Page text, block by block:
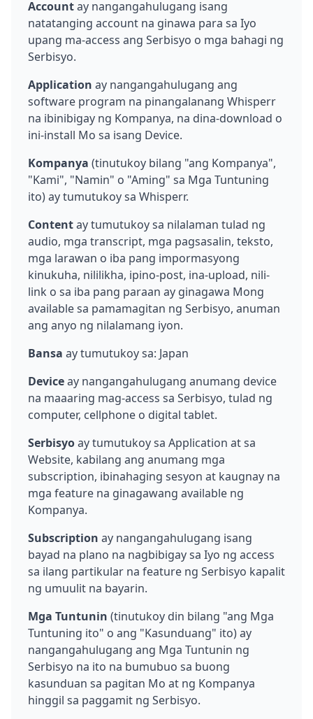
Accountay nangangahulugang isang
natatanging account na ginawa para sa Iyo
upang ma-access ang Serbisyo o mga bahagi ng
Serbisyo.
Application ay nangangahulugang ang
software program na pinangalanang Whisperr
na ibinibigay ng Kompanya, na dina-download o
ini-install Mo sa isang Device.
Kompanya (tinutukoy bilang "ang Kompanya",
"Kami", "Namin" o "Aming" sa Mga Tuntuning
ito) ay tumutukoy sa Whisperr.
Contentay tumutukoy sa nilalaman tulad ng
audio, mga transcript, mga pagsasalin, teksto,
mga larawan o iba pang impormasyong
kinukuha, nililikha, ipino-post, ina-upload, nili-
link o sa iba pang paraan ay ginagawa Mong
available sa pamamagitan ng Serbisyo, anuman
ang anyo ng nilalamang iyon.
Bansa ay tumutukoy sa: Japan
Deviceay nangangahulugang anumang device
na maaaring mag-access sa Serbisyo, tulad ng
computer, cellphone o digital tablet.
Serbisyoay tumutukoy sa Application at sa
Website, kabilang ang anumang mga
subscription, ibinahaging sesyon at kaugnay na
mga feature na ginagawang available ng
Kompanya.
Subscription ay nangangahulugang isang
bayad na plano na nagbibigay sa Iyo ng access
sa ilang partikular na feature ng Serbisyo kapalit
ng umuulit na bayarin.
Mga Tuntunin (tinutukoy din bilang "ang Mga
Tuntuning ito" o ang "Kasunduang" ito) ay
nangangahulugang ang Mga Tuntunin ng
Serbisyo na ito na bumubuo sa buong
kasunduan sa pagitan Mo at ng Kompanya
hinggil sa paggamit ng Serbisyo.